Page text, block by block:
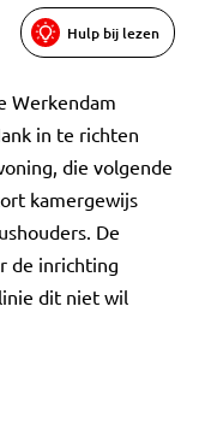
Hulp bij lezen
Werkendam
in te richten
die volgende
kamergewijs
De
de inrichting
dit niet wil